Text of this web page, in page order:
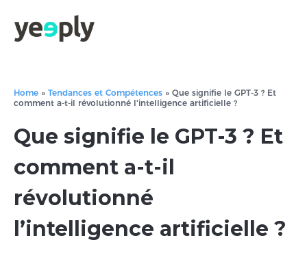
Home » Tendances et Compétences » Que signifie le GPT-3 ? Et
comment a-t-il révolutionné l'intelligence artificielle ?
Que signifie le GPT-3 ? Et
comment a-t-il
révolutionné
l’intelligence artificielle ?